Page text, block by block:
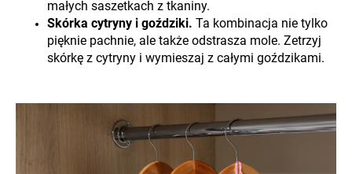
małych saszetkach z tkaniny.
Skórka cytryny i goździki. Ta kombinacja nie tylko
pięknie pachnie, ale także odstrasza mole. Zetrzyj
skórkę z cytryny i wymieszaj z całymi goździkami.